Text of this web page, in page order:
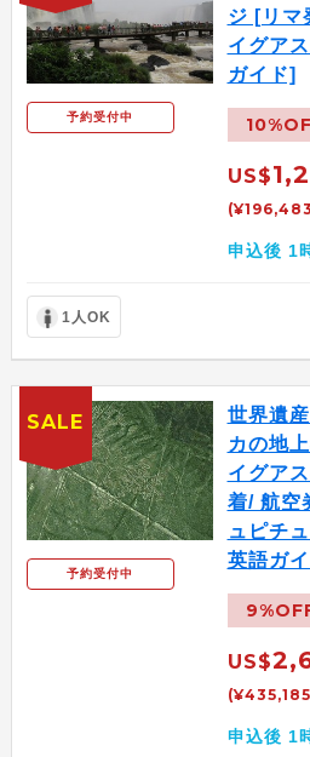
予約受付中
ジ [リマ
イグア
ガイド]
US$
申込後 1
1人OK
予約受付中
世界遺
カの地
イグア
着/ 航空
ュピチ
英語ガイ
US$
申込後 1
SALE